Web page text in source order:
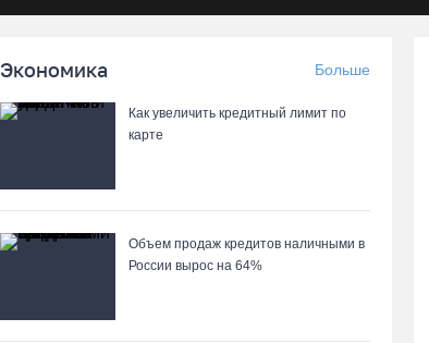
Экономика Больше
Как увеличить кредитный лимит по
карте
Объем продаж кредитов наличными в
России вырос на 64%